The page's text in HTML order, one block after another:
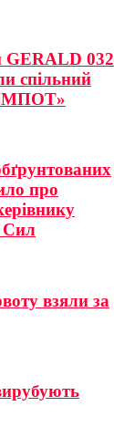
GERALD 032
спільний
про
Сил
взяли за